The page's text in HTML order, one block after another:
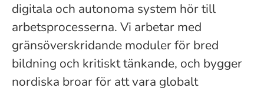
digitala och autonoma system hör till
arbetsprocesserna. Vi arbetar med
gränsöverskridande moduler för bred
bildning och kritiskt tänkande, och bygger
nordiska broar för att vara globalt